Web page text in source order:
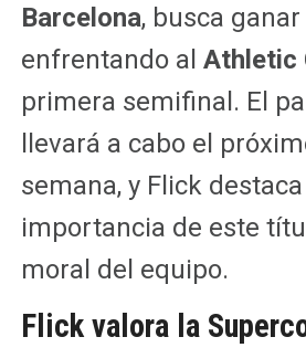
Barcelona, busca
enfrentando al Athletic
primera semifinal. El
llevará a cabo el
semana, y Flick
importancia de este
moral del equipo.
Flick valora la